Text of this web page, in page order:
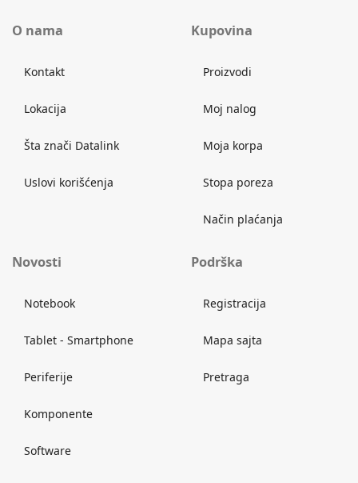
O nama
Kontakt
Lokacija
Šta znači Datalink
Uslovi korišćenja
Kupovina
Proizvodi
Moj nalog
Moja korpa
Stopa poreza
Način plaćanja
Novosti
Notebook
Tablet - Smartphone
Periferije
Komponente
Software
Podrška
Registracija
Mapa sajta
Pretraga